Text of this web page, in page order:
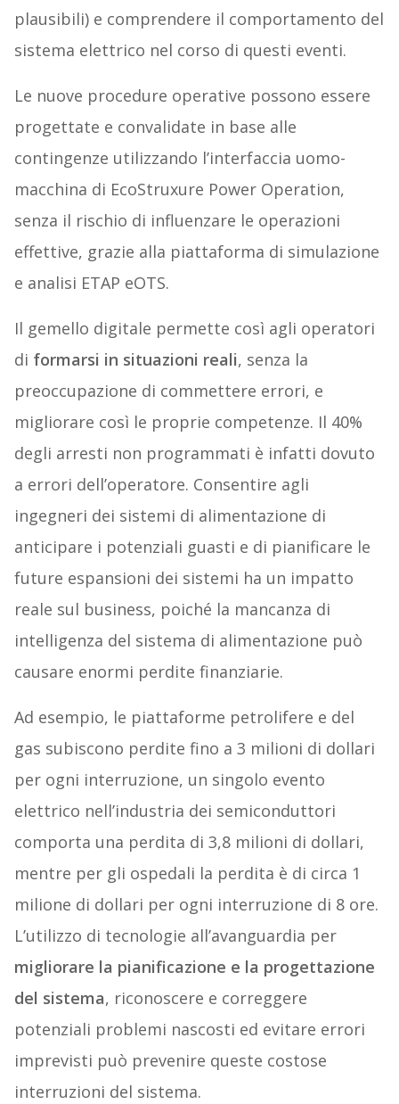
plausibili) e comprendere il comportamento del
sistema elettrico nel corso di questi eventi.
Le nuove procedure operative possono essere
progettate e convalidate in base alle
contingenze utilizzando l’interfaccia uomo-
macchina di EcoStruxure Power Operation,
senza il rischio di influenzare le operazioni
effettive, grazie alla piattaforma di simulazione
e analisi ETAP eOTS.
Il gemello digitale permette così agli operatori
di formarsi in situazioni reali, senza la
preoccupazione di commettere errori, e
migliorare così le proprie competenze. Il 40%
degli arresti non programmati è infatti dovuto
a errori dell’operatore. Consentire agli
ingegneri dei sistemi di alimentazione di
anticipare i potenziali guasti e di pianificare le
future espansioni dei sistemi ha un impatto
reale sul business, poiché la mancanza di
intelligenza del sistema di alimentazione può
causare enormi perdite finanziarie.
Ad esempio, le piattaforme petrolifere e del
gas subiscono perdite fino a 3 milioni di dollari
per ogni interruzione, un singolo evento
elettrico nell’industria dei semiconduttori
comporta una perdita di 3,8 milioni di dollari,
mentre per gli ospedali la perdita è di circa 1
milione di dollari per ogni interruzione di 8 ore.
L’utilizzo di tecnologie all’avanguardia per
migliorare la pianificazione e la progettazione
del sistema, riconoscere e correggere
potenziali problemi nascosti ed evitare errori
imprevisti può prevenire queste costose
interruzioni del sistema.